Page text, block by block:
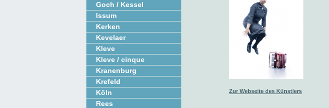
Goch / Kessel
Issum
Kerken
Kevelaer
Kleve
Kleve / cinque
Kranenburg
Krefeld
Köln
Rees
Zur Webseite des Künstlers